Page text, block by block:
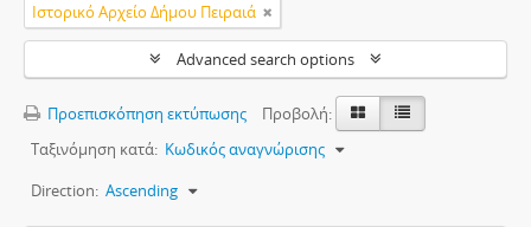
Ιστορικό Αρχείο Δήμου Πειραιά
Advanced search options
Προεπισκόπηση εκτύπωσης
Προβολή:
Ταξινόμηση κατά: Κωδικός αναγνώρισης
Direction: Ascending